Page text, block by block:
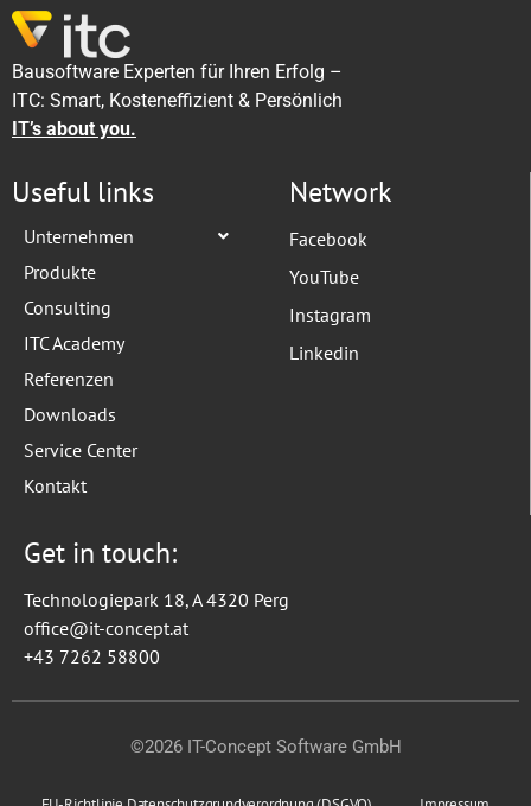
Bausoftware Experten für Ihren Erfolg –
ITC: Smart, Kosteneffizient & Persönlich
IT’s about you.
Useful links
Unternehmen
Produkte
Consulting
ITC Academy
Referenzen
Downloads
Service Center
Kontakt
Network
Facebook
YouTube
Instagram
Linkedin
Get in touch:
Technologiepark 18, A 4320 Perg
office@it-concept.at
+43 7262 58800
©2026 IT-Concept Software GmbH